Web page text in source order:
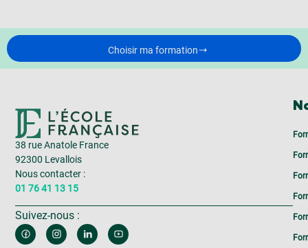
Choisir ma formation
38 rue Anatole France
92300 Levallois
Nous contacter :
01 76 41 13 15
Suivez-nous :